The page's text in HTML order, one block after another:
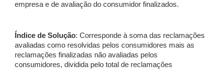
empresa e de avaliação do consumidor finalizados.
Índice de Solução: Corresponde à soma das reclamações
avaliadas como resolvidas pelos consumidores mais as
reclamações finalizadas não avaliadas pelos
consumidores, dividida pelo total de reclamações